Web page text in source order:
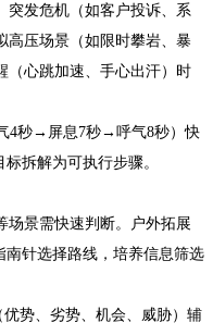
发危机（如客户投诉、系
高压场景（如限时攀岩、暴
（心跳加速、手心出汗）时
4秒→屏息7秒→呼气8秒）快
拆解为可执行步骤。
景需快速判断。户外拓展
南针选择路线，培养信息筛选
势、劣势、机会、威胁）辅